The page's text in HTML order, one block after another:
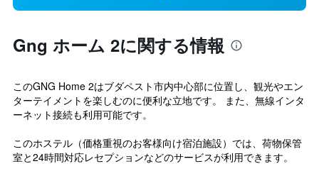
Gng ホーム 2に関する情報
このGNG Home 2はブダペスト市内中心部に位置し、観光やエン
ターテイメントを楽しむのに便利な立地です。 また、無線インタ
ーネット接続も利用可能です。
このホステル（価格重視のお客様向け宿泊施設）では、荷物保管
室と24時間対応レセプションなどのサービスが利用できます。